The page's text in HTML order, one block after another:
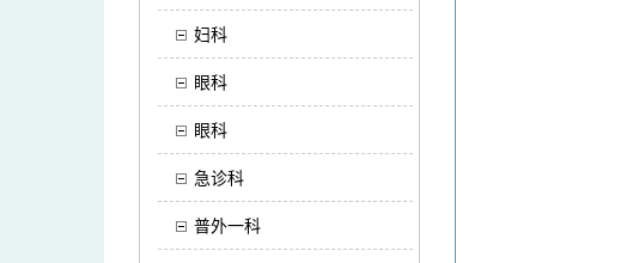
妇科
眼科
眼科
急诊科
普外一科